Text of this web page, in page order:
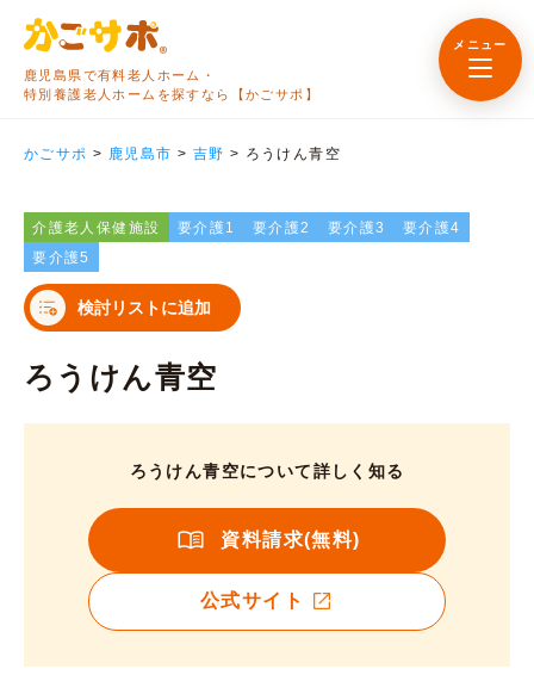
鹿児島県で有料老人ホーム・
特別養護老人ホームを探すなら【かごサポ】
メニュー
かごサポ > 鹿児島市 > 吉野 > ろうけん青空
介護老人保健施設 要介護1 要介護2 要介護3
要介護4
要介護5
検討リストに追加
ろうけん青空
ろうけん青空について詳しく知る
資料請求(無料)
公式サイト